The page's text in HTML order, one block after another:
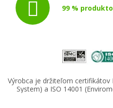
99 %
Výrobca je držiteľom certifikátov
System) a ISO 14001